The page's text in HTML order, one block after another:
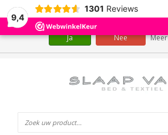
9,4
1301 Reviews
Wij slaan cookies op om onze website te
Ja Nee